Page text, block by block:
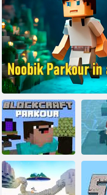
Obby Cresci ad ogni
Roblox Craft
Run
Parkour